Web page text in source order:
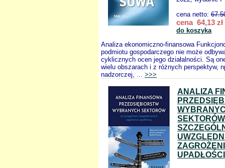
cena netto:
cena 64,13 zł
do koszyka
Analiza ekonomiczno-finansowa
podmiotu gospodarczego nie może
cyklicznych ocen jego działalności. Są
wielu obszarach i z różnych perspektyw,
nadzorczej, ... >>>
ANALIZA